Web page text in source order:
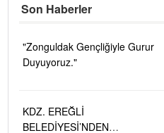
Son Haberler
"Zonguldak Gençliğiyle Gurur
Duyuyoruz."
KDZ. EREĞLİ
BELEDİYESİ’NDEN